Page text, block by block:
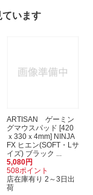
ています
ARTISAN ゲーミン
グマウスパッド [420
ｘ330ｘ4mm] NINJA
FX ヒエン(SOFT・Lサ
イズ) ブラック ...
5,080円
508ポイント
店在庫有り 2～3日出
荷